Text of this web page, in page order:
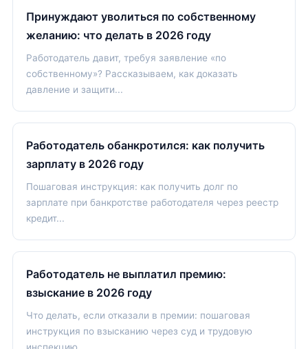
Принуждают уволиться по собственному
желанию: что делать в 2026 году
Работодатель давит, требуя заявление «по
собственному»? Рассказываем, как доказать
давление и защити...
Работодатель обанкротился: как получить
зарплату в 2026 году
Пошаговая инструкция: как получить долг по
зарплате при банкротстве работодателя через реестр
кредит...
Работодатель не выплатил премию:
взыскание в 2026 году
Что делать, если отказали в премии: пошаговая
инструкция по взысканию через суд и трудовую